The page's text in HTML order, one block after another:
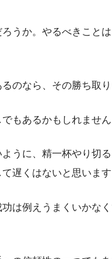
うか。やるべきこと
のなら、その勝ち取
もあるかもしれませ
うに、精一杯やり切る
遅くはないと思います
は例えうまくいかな